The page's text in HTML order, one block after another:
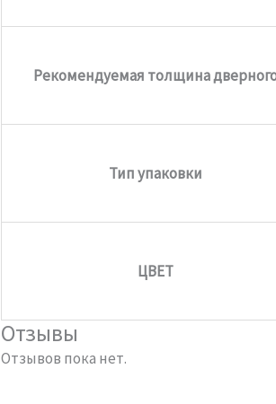
Рекомендуемая толщина
Тип упаковки
ЦВЕТ
Отзывы
Отзывов пока нет.